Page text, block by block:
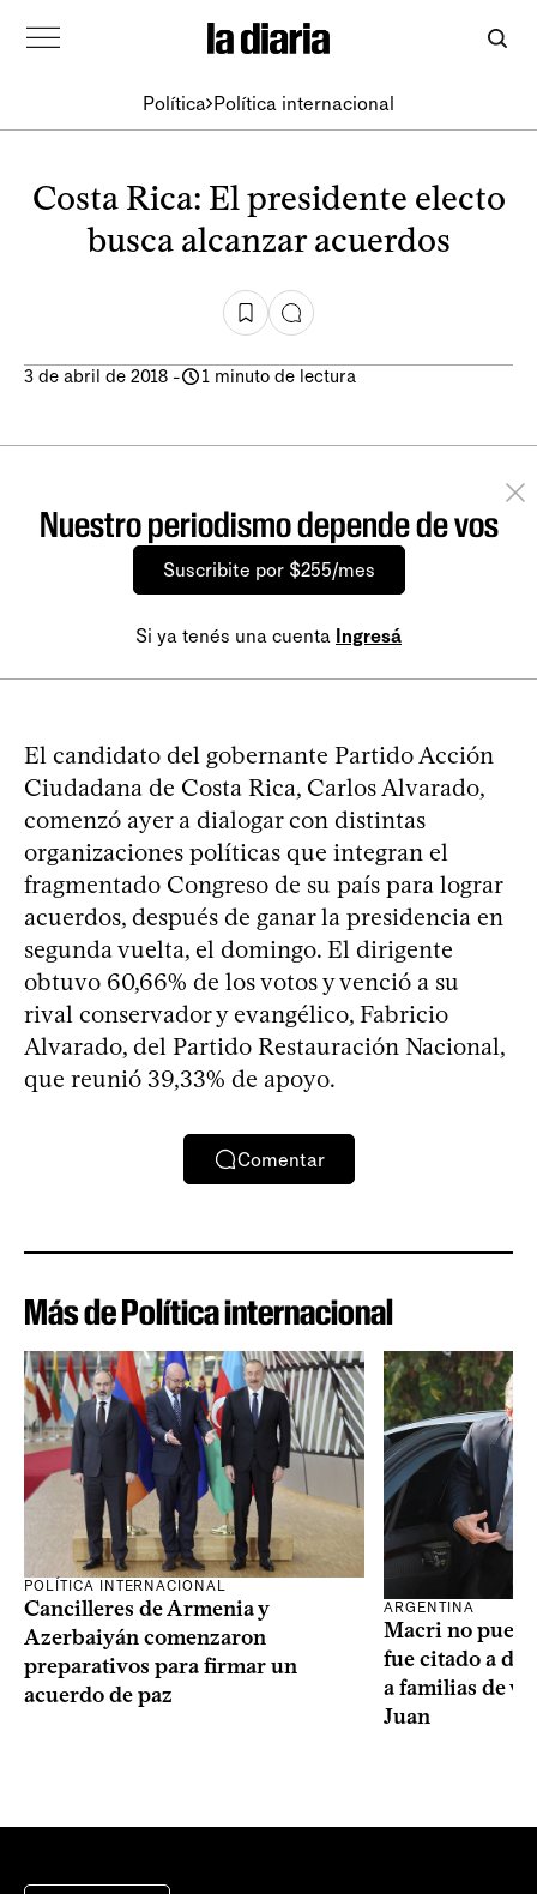
Política Política internacional
Costa Rica: El presidente electo
busca alcanzar acuerdos
3 de abril de 2018 - 1 minuto de lectura
Nuestro periodismo depende de vos
Suscribite por $255/mes
Si ya tenés una cuenta Ingresá
El candidato del gobernante Partido Acción
Ciudadana de Costa Rica, Carlos Alvarado,
comenzó ayer a dialogar con distintas
organizaciones políticas que integran el
fragmentado Congreso de su país para lograr
acuerdos, después de ganar la presidencia en
segunda vuelta, el domingo. El dirigente
obtuvo 60,66% de los votos y venció a su
rival conservador y evangélico, Fabricio
Alvarado, del Partido Restauración Nacional,
que reunió 39,33% de apoyo.
Comentar
Más de Política internacional
POLÍTICA INTERNACIONAL
Cancilleres de Armenia y
Azerbaiyán comenzaron
preparativos para firmar un
acuerdo de paz
ARGENTINA
Macri no
fue citado a
a familias de
Juan